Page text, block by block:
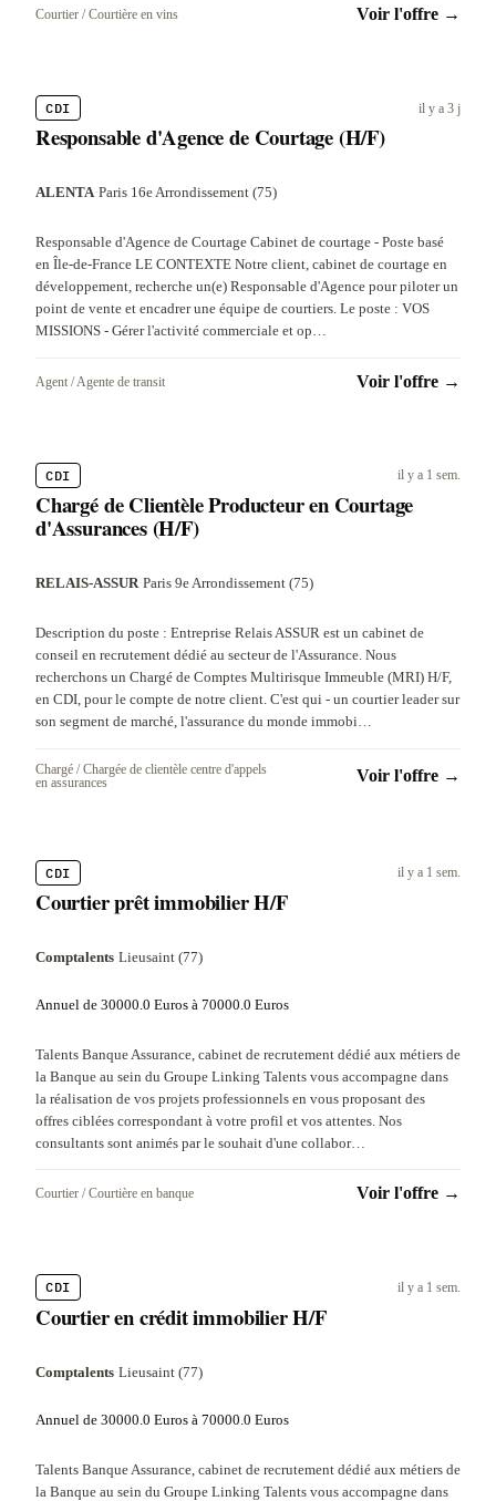
Courtier / Courtière en vins Voir l'offre →
CDI il y a 3 j
Responsable d'Agence de Courtage (H/F)
ALENTA·Paris 16e Arrondissement (75)
Responsable d'Agence de Courtage Cabinet de courtage - Poste basé
en Île-de-France LE CONTEXTE Notre client, cabinet de courtage en
développement, recherche un(e) Responsable d'Agence pour piloter un
point de vente et encadrer une équipe de courtiers. Le poste : VOS
MISSIONS - Gérer l'activité commerciale et op…
Agent / Agente de transit Voir l'offre →
CDI il y a 1 sem.
Chargé de Clientèle Producteur en Courtage
d'Assurances (H/F)
RELAIS-ASSUR·Paris 9e Arrondissement (75)
Description du poste : Entreprise Relais ASSUR est un cabinet de
conseil en recrutement dédié au secteur de l'Assurance. Nous
recherchons un Chargé de Comptes Multirisque Immeuble (MRI) H/F,
en CDI, pour le compte de notre client. C'est qui - un courtier leader sur
son segment de marché, l'assurance du monde immobi…
Chargé / Chargée de clientèle centre d'appels
en assurances
Voir l'offre →
CDI il y a 1 sem.
Courtier prêt immobilier H/F
Comptalents·Lieusaint (77)
Annuel de 30000.0 Euros à 70000.0 Euros
Talents Banque Assurance, cabinet de recrutement dédié aux métiers de
la Banque au sein du Groupe Linking Talents vous accompagne dans
la réalisation de vos projets professionnels en vous proposant des
offres ciblées correspondant à votre profil et vos attentes. Nos
consultants sont animés par le souhait d'une collabor…
Courtier / Courtière en banque Voir l'offre →
CDI il y a 1 sem.
Courtier en crédit immobilier H/F
Comptalents·Lieusaint (77)
Annuel de 30000.0 Euros à 70000.0 Euros
Talents Banque Assurance, cabinet de recrutement dédié aux métiers de
la Banque au sein du Groupe Linking Talents vous accompagne dans